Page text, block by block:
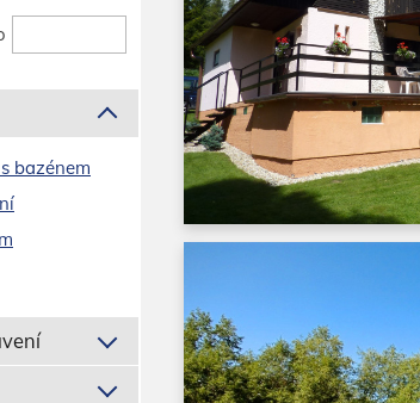
bazénem